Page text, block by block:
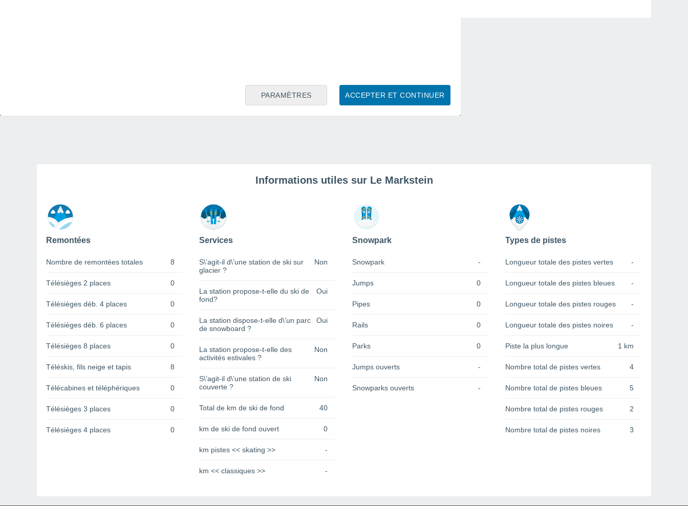
ACCEPTER ET CONTINUER
PARAMÈTRES
Informations utiles sur Le Markstein
Remontées
Nombre de remontées totales 8
Télésièges 2 places 0
Télésièges déb. 4 places 0
Télésièges déb. 6 places 0
Télésièges 8 places 0
Téléskis, fils neige et tapis 8
Télécabines et téléphériques 0
Télésièges 3 places 0
Télésièges 4 places 0
Services
S\’agit-il d\’une station de ski sur
glacier ?
Non
La station propose-t-elle du ski de
fond?
Oui
La station dispose-t-elle d\’un parc
de snowboard ?
Oui
La station propose-t-elle des
activités estivales ?
Non
S\’agit-il d\’une station de ski
couverte ?
Non
Total de km de ski de fond 40
km de ski de fond ouvert 0
km pistes << skating >> -
km << classiques >> -
Snowpark
Snowpark -
Jumps 0
Pipes 0
Rails 0
Parks 0
Jumps ouverts -
Snowparks ouverts -
Types de pistes
Longueur totale des pistes vertes -
Longueur totale des pistes bleues -
Longueur totale des pistes rouges -
Longueur totale des pistes noires -
Piste la plus longue 1 km
Nombre total de pistes vertes 4
Nombre total de pistes bleues 5
Nombre total de pistes rouges 2
Nombre total de pistes noires 3